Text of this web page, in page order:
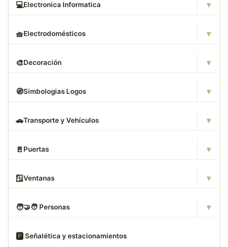
💻Electronica Informatica ▾
🧺Electrodomésticos ▾
🎨Decoración ▾
🧭Simbologias Logos ▾
🚗Transporte y Vehículos ▾
🚪 Puertas ▾
🪟Ventanas ▾
🧑‍🤝‍🧑 Personas ▾
🅿️ Señalética y estacionamientos